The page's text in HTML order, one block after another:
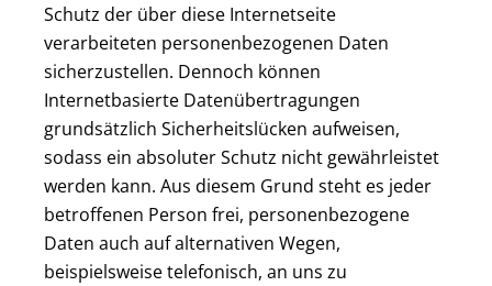
Schutz der über diese Internetseite
verarbeiteten personenbezogenen Daten
sicherzustellen. Dennoch können
Internetbasierte Datenübertragungen
grundsätzlich Sicherheitslücken aufweisen,
sodass ein absoluter Schutz nicht gewährleistet
werden kann. Aus diesem Grund steht es jeder
betroffenen Person frei, personenbezogene
Daten auch auf alternativen Wegen,
beispielsweise telefonisch, an uns zu